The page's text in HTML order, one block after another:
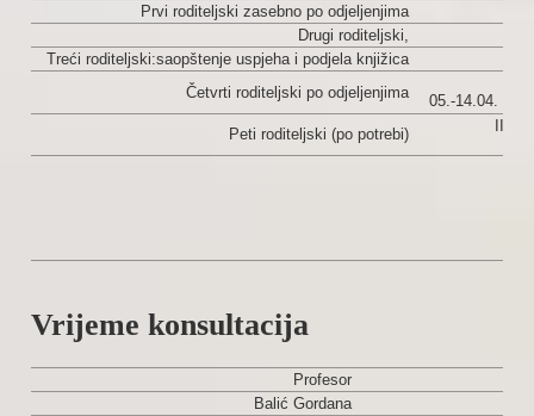
Prvi roditeljski zasebno po odjeljenjima
Drugi roditeljski,
Treći roditeljski:saopštenje uspjeha i podjela knjižica
Četvrti roditeljski po odjeljenjima
05.-14.04. za
Peti roditeljski (po potrebi)
III i
Vrijeme konsultacija
Profesor
Balić Gordana